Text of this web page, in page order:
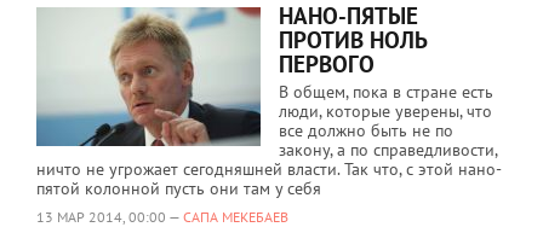
НАНО-ПЯТЫЕ
ПРОТИВ НОЛЬ
ПЕРВОГО
В общем, пока в стране есть
люди, которые уверены, что
все должно быть не по
закону, а по справедливости,
ничто не угрожает сегодняшней власти. Так что, с этой нано-
пятой колонной пусть они там у себя
13 МАР 2014, 00:00 — САПА МЕКЕБАЕВ